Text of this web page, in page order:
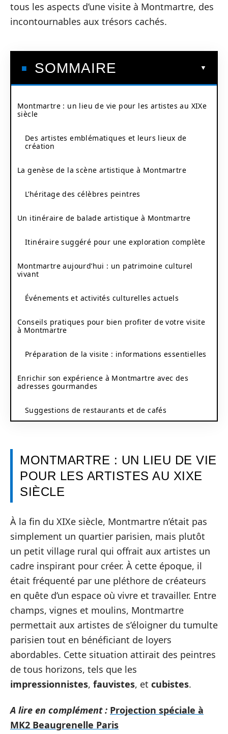
tous les aspects d’une visite à Montmartre, des
incontournables aux trésors cachés.
SOMMAIRE
Montmartre : un lieu de vie pour les artistes au XIXe
siècle
Des artistes emblématiques et leurs lieux de
création
La genèse de la scène artistique à Montmartre
L’héritage des célèbres peintres
Un itinéraire de balade artistique à Montmartre
Itinéraire suggéré pour une exploration complète
Montmartre aujourd’hui : un patrimoine culturel
vivant
Événements et activités culturelles actuels
Conseils pratiques pour bien profiter de votre visite
à Montmartre
Préparation de la visite : informations essentielles
Enrichir son expérience à Montmartre avec des
adresses gourmandes
Suggestions de restaurants et de cafés
MONTMARTRE : UN LIEU DE VIE
POUR LES ARTISTES AU XIXE
SIÈCLE
À la fin du XIXe siècle, Montmartre n’était pas
simplement un quartier parisien, mais plutôt
un petit village rural qui offrait aux artistes un
cadre inspirant pour créer. À cette époque, il
était fréquenté par une pléthore de créateurs
en quête d’un espace où vivre et travailler. Entre
champs, vignes et moulins, Montmartre
permettait aux artistes de s’éloigner du tumulte
parisien tout en bénéficiant de loyers
abordables. Cette situation attirait des peintres
de tous horizons, tels que les
impressionnistes, fauvistes, et cubistes.
A lire en complément : Projection spéciale à
MK2 Beaugrenelle Paris